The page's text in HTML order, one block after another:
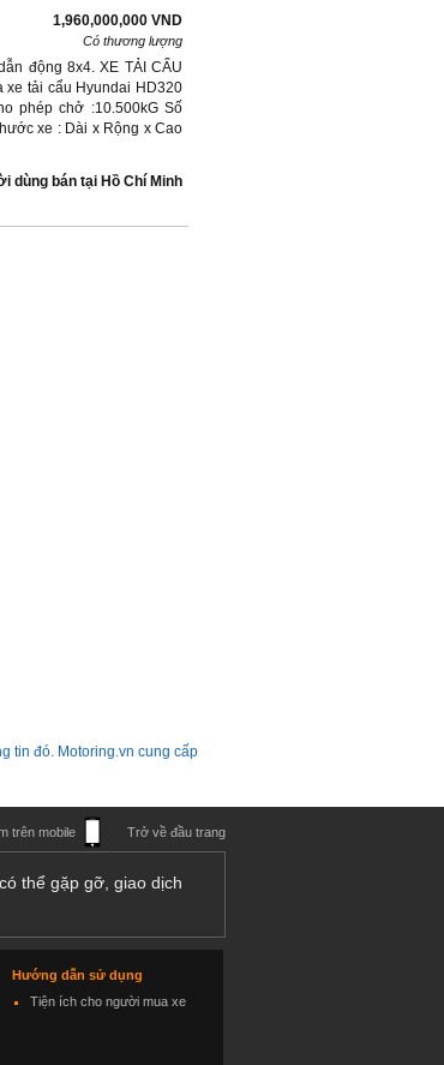
1,960,000,000 VND
Có thương lượng
động 8x4. XE TẢI CẨU
xe tải cẩu Hyundai HD320
phép chở :10.500kG Số
xe : Dài x Rộng x Cao
dùng bán tại Hồ Chí Minh
tin đó. Motoring.vn cung cấp
trên mobile Trở về đầu trang
thể gặp gỡ, giao dịch
Hướng dẫn sử dụng
Tiện ích cho người mua xe